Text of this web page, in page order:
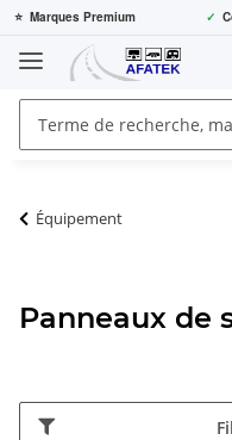
⭐ Marques Premium ✓
Équipement
Panneaux de